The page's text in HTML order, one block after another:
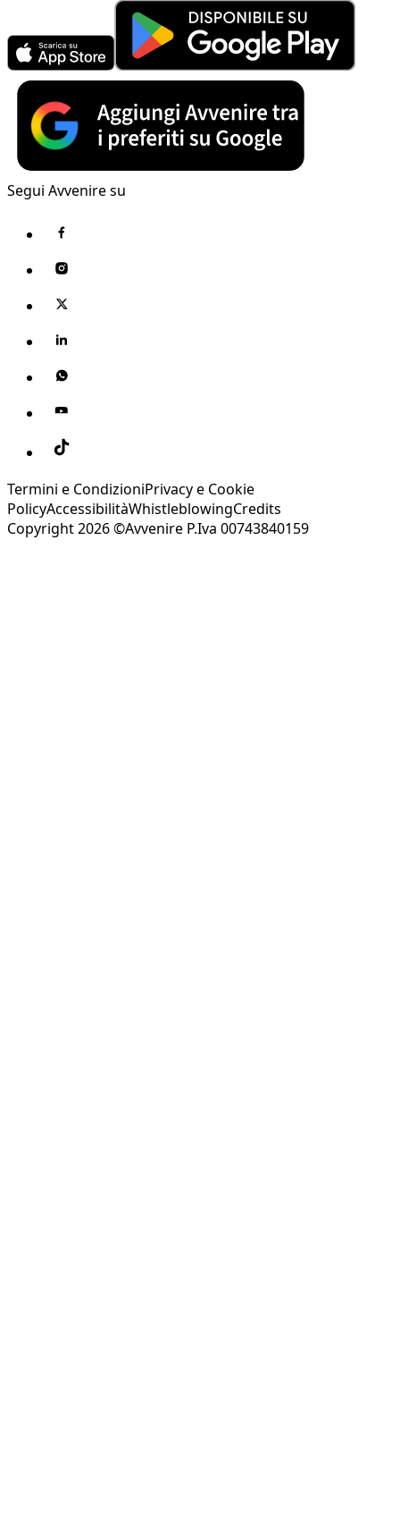
Segui Avvenire su
Termini e CondizioniPrivacy e Cookie
PolicyAccessibilitàWhistleblowingCredits
Copyright 2026 ©Avvenire P.Iva 00743840159